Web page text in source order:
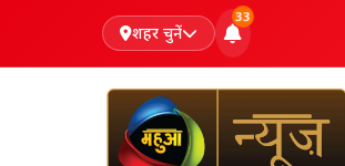
शहर चुनें
33